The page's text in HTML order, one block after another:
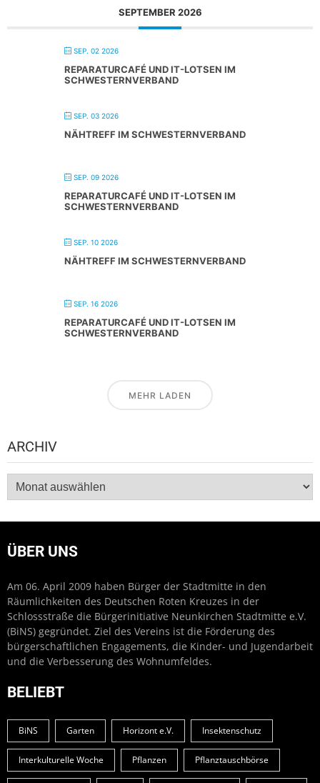
SEPTEMBER 2026
SEP. 02 2026
REPARATURCAFÉ UND IT-LOTSEN IM
SCHWESTERNVERBAND
SEP. 03 2026
NÄHTREFF IM SCHWESTERNVERBAND
SEP. 09 2026
REPARATURCAFÉ UND IT-LOTSEN IM
SCHWESTERNVERBAND
SEP. 10 2026
NÄHTREFF IM SCHWESTERNVERBAND
SEP. 16 2026
REPARATURCAFÉ UND IT-LOTSEN IM
SCHWESTERNVERBAND
MEHR LADEN
ARCHIV
Archiv
ÜBER UNS
Am 06. April 2009 haben Bürger der Stadtmitte in den
Räumlichkeiten des Deutschen Roten Kreuzes in der
Schlossstraße die Bürgerinitiative Neunkirchen Stadtmitte e.V.
(BiNS) gegründet. Ziel des Vereins ist die Förderung des
bürgerschaftlichen Engagements, die Kinder- und Jugendarbeit
und die Verbesserung des Wohnumfeldes.
BELIEBT
BiNS Garten Horizont e.V. Insektenschutz
Interkulturelle Woche Pflanzen Pflanztauschbörse